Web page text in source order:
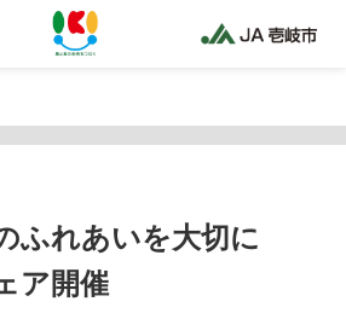
on false in /home/jaiki2021/ja-iki.jp/public_html/wp-
on line425
ふれあいを大切に
ア開催